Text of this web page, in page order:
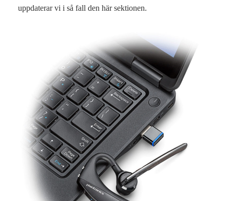
uppdaterar vi i så fall den här sektionen.